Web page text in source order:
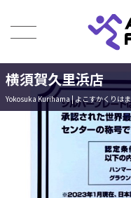
横須賀久里浜店
Yokosuka Kurihama | よこすかくりはま